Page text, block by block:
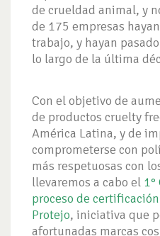
de crueldad animal, y
de 175 empresas
trabajo, y hayan
lo largo de la última
Con el objetivo de
de productos cruelty
América Latina, y de
comprometerse con
más respetuosas con
llevaremos a cabo el 1°
proceso de
Protejo, iniciativa que
afortunadas marcas